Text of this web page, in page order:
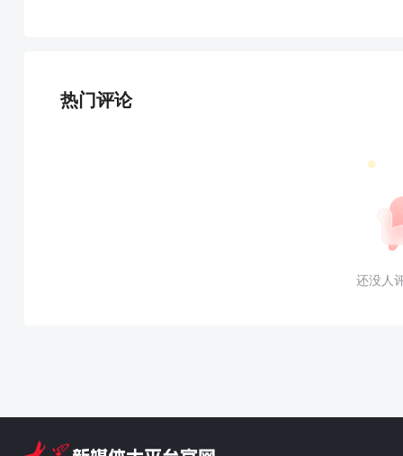
热门评论
还没人